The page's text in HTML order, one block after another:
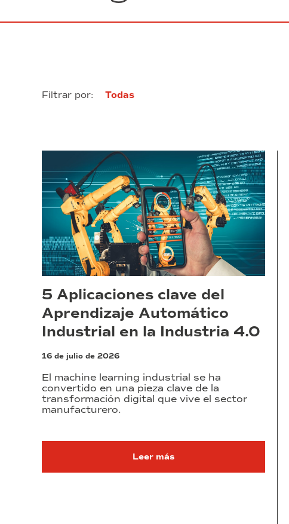
Filtrar por: Todas
5 Aplicaciones clave del
Aprendizaje Automático
Industrial en la Industria 4.0
16 de julio de 2026
El machine learning industrial se ha
convertido en una pieza clave de la
transformación digital que vive el sector
manufacturero.
Leer más